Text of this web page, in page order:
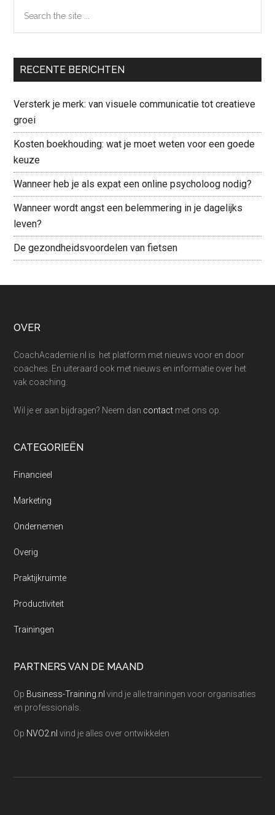
the
RECENTE BERICHTEN
Versterk je merk: van visuele communicatie tot creatieve
groei
Kosten boekhouding: wat je moet weten voor een goede
keuze
Wanneer heb je als expat een online psycholoog nodig?
Wanneer wordt angst een belemmering in je dagelijks
leven?
De gezondheidsvoordelen van fietsen
Footer
OVER
CoachAcademie.nl is het platform met nieuws voor en door
coaches. En uiteraard ook met nieuws en informatie over het
vak coaching.
Wil je er aan bijdragen? Neem dan contact met ons op.
CATEGORIEËN
Financieel
Marketing
Ondernemen
Overig
Praktijkruimte
Productiviteit
Trainingen
PARTNERS VAN DE MAAND
Op Business-Training.nl vind je alle trainingen voor organisaties
en professionals.
Op NVO2.nl vind je alles over ontwikkelen